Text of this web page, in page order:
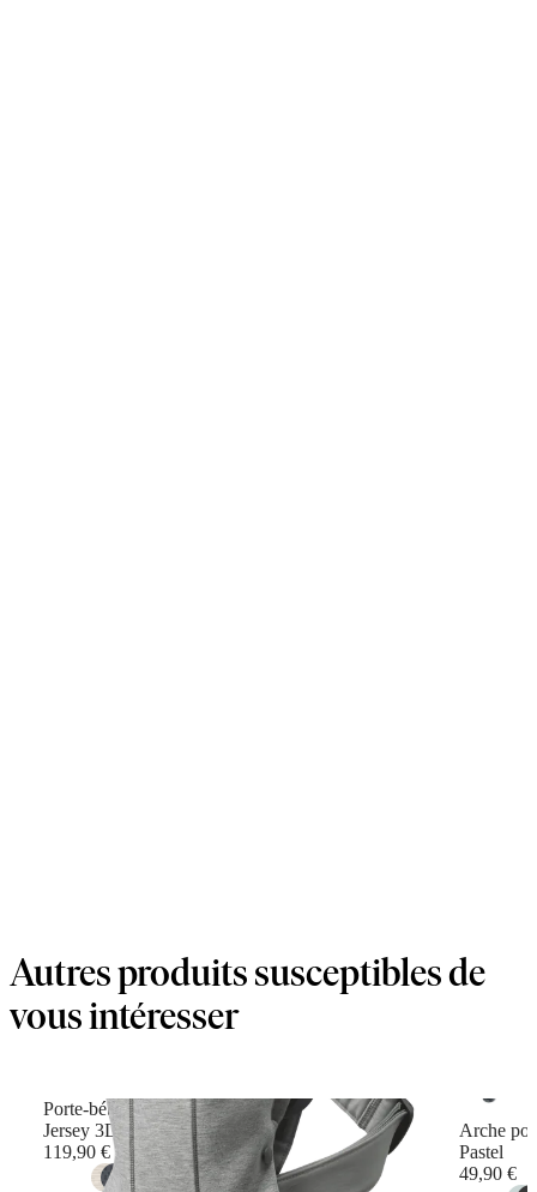
Autres produits susceptibles de
vous intéresser
Porte-bébé Mini
Jersey 3D, Gris clair
119,90 €
+10
Arche
Pastel
49,90 €